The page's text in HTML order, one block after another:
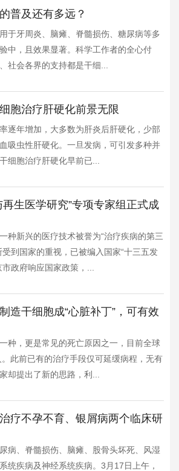
普及还有多远？
于牙周炎、脑瘫、脊髓损伤、糖尿病等多
中，且效果显著。科学工作者的全心付
社会各界的支持都是干细...
胞治疗肝硬化前景无限
逐年增加，大多数为肝炎后肝硬化，少部
吸虫性肝硬化。一旦发病，可引发多种并
细胞治疗肝硬化早前已...
生医学研究”专项专家组正式成
种新兴的医疗技术被誉为“治疗疾病的第三
到国家的重视，已被编入国家“十三五发
政府响应国家政策，...
造干细胞成“心脏补丁”，可有效
种，更是常见的死亡原因之一，目前全球
此前已有的治疗手段仅可延缓病程，无有
却提出了新的思路，利...
疗不孕不育、银屑病两个临床研
病、脊髓损伤、脑瘫、股骨头坏死、风湿
统疾病及神经系统疾病。3月17日上午，